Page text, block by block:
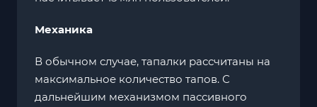
Механика
В обычном случае, тапалки рассчитаны на
максимальное количество тапов. С
дальнейшим механизмом пассивного